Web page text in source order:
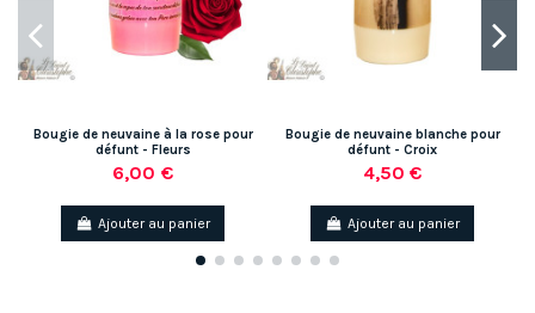
Bougie de neuvaine à la rose pour
défunt - Fleurs
6,00 €
Ajouter au panier
Bougie de neuvaine blanche pour
défunt - Croix
4,50 €
Ajouter au panier